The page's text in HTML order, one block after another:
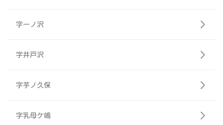
字一ノ沢
字井戸沢
字芋ノ久保
字乳母ケ嶋